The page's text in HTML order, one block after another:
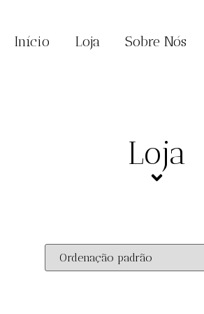
Início Loja Sobre Nós
Loja